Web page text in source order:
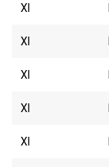
XI
XI
XI
XI
XI